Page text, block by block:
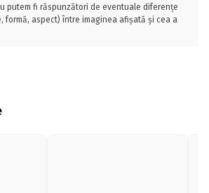
putem fi răspunzători de eventuale diferențe
formă, aspect) între imaginea afișată și cea a